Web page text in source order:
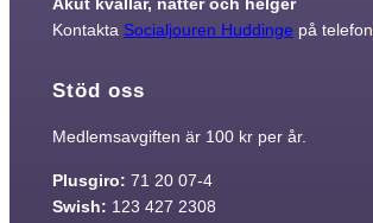
Kontakta Socialjouren Huddinge på telefon
Stöd oss
Medlemsavgiften är 100 kr per år.
Plusgiro: 71 20 07-4
Swish: 123 427 2308